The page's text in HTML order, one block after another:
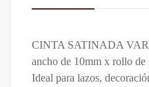
CINTA SATINADA
ancho de 10mm x rollo
Ideal para lazos,
Colores
Azul,Marrón,
Celeste Pastel ,
De La Calificación Y
Base en 0